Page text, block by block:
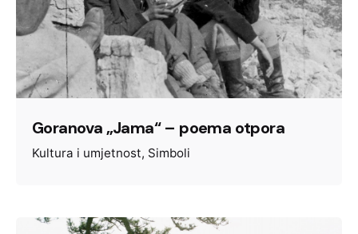
Goranova „Jama“ – poema otpora
Kultura i umjetnost Simboli